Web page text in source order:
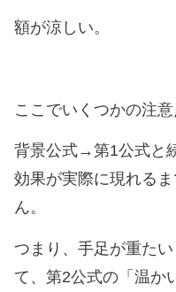
額が涼しい。
ここでいくつかの注意
背景公式→第1公式と
効果が実際に現れる
ん。
つまり、手足が重た
て、第2公式の「温か